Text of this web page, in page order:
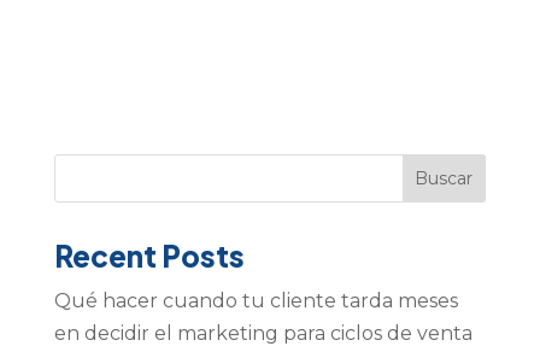
Buscar
Recent Posts
Qué hacer cuando tu cliente tarda meses
en decidir el marketing para ciclos de venta